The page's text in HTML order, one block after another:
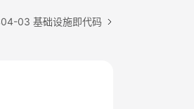
03 基础设施即代码